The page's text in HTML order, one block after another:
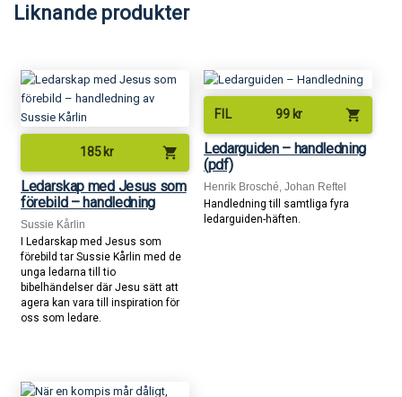
Liknande produkter
185 kr shopping_cart
Ledarskap med Jesus som
förebild – handledning
Sussie Kårlin
I Ledarskap med Jesus som
förebild tar Sussie Kårlin med de
unga ledarna till tio
bibelhändelser där Jesu sätt att
agera kan vara till inspiration för
oss som ledare.
FIL 99 kr shopping_cart
Ledarguiden – handledning
(pdf)
Henrik Brosché, Johan Reftel
Handledning till samtliga fyra
ledarguiden-häften.